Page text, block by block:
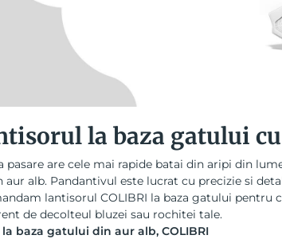
la baza gatului
pasare are cele mai rapide batai din aripi din
aur alb. Pandantivul este lucrat cu precizie si
lantisorul COLIBRI la baza gatului pentru
de decolteul bluzei sau rochitei tale.
baza gatului din aur alb, COLIBRI